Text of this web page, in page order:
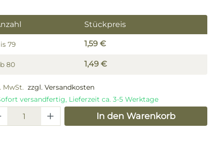
Stückpreis
79 1,59 €
80 1,49 €
MwSt. zzgl. Versandkosten
versandfertig, Lieferzeit ca. 3-5 Werktage
Anzahl: Gib denIn den Warenkorb